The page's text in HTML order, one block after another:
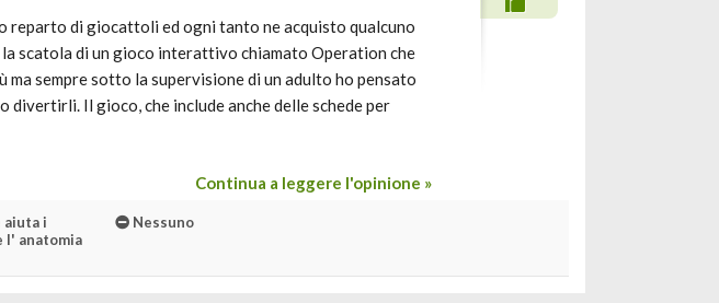
reparto di giocattoli ed ogni tanto ne acquisto qualcuno
scatola di un gioco interattivo chiamato Operation che
ma sempre sotto la supervisione di un adulto ho pensato
divertirli. Il gioco, che include anche delle schede per
Continua a leggere l'opinione »
i
l' anatomia
Nessuno